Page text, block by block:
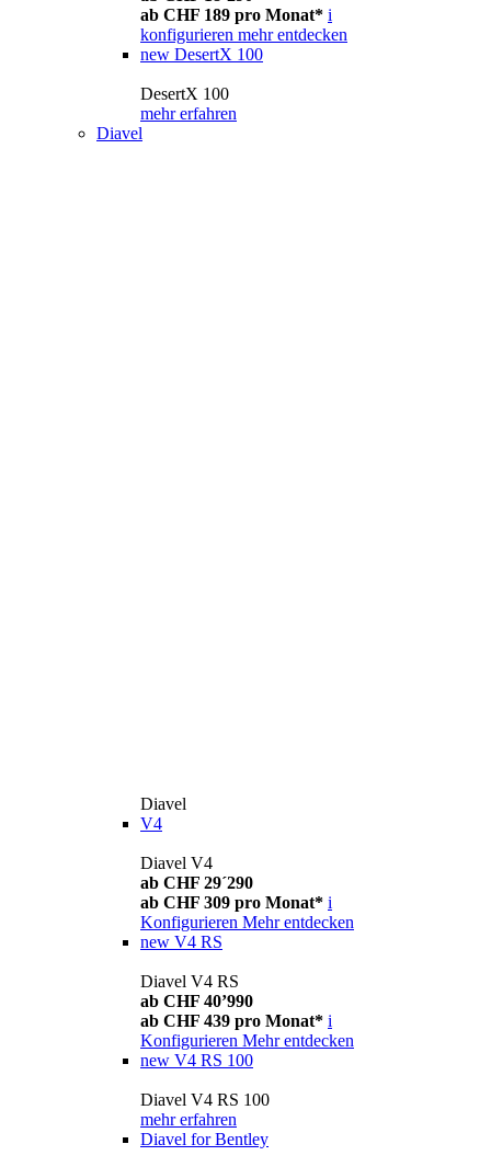
ab CHF 189 pro Monat* i
konfigurieren mehr entdecken
new DesertX 100
DesertX 100
mehr erfahren
Diavel
Diavel
V4
Diavel V4
ab CHF 29´290
ab CHF 309 pro Monat* i
Konfigurieren Mehr entdecken
new V4 RS
Diavel V4 RS
ab CHF 40’990
ab CHF 439 pro Monat* i
Konfigurieren Mehr entdecken
new V4 RS 100
Diavel V4 RS 100
mehr erfahren
Diavel for Bentley